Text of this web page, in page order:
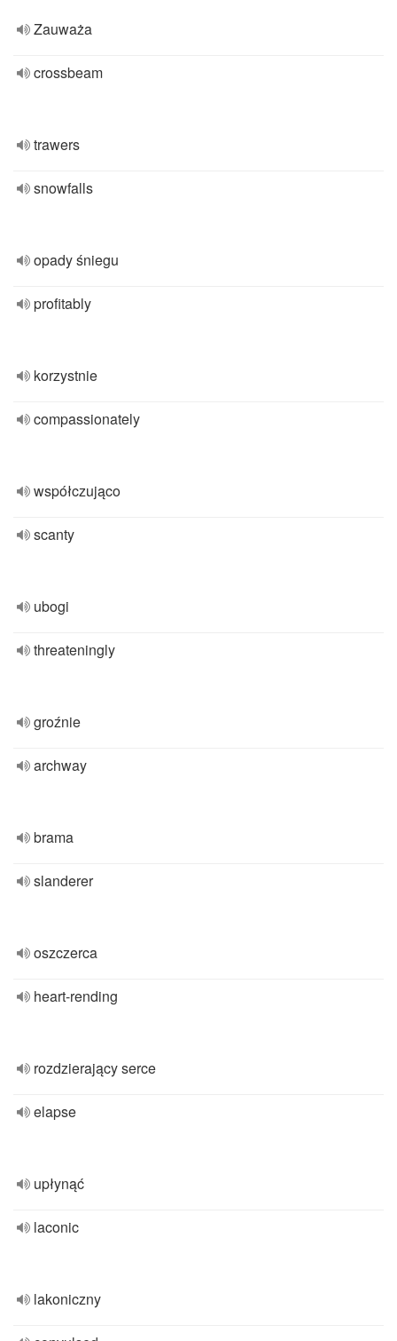
Zauważa
crossbeam
trawers
snowfalls
opady śniegu
profitably
korzystnie
compassionately
współczująco
scanty
ubogi
threateningly
groźnie
archway
brama
slanderer
oszczerca
heart-rending
rozdzierający serce
elapse
upłynąć
laconic
lakoniczny